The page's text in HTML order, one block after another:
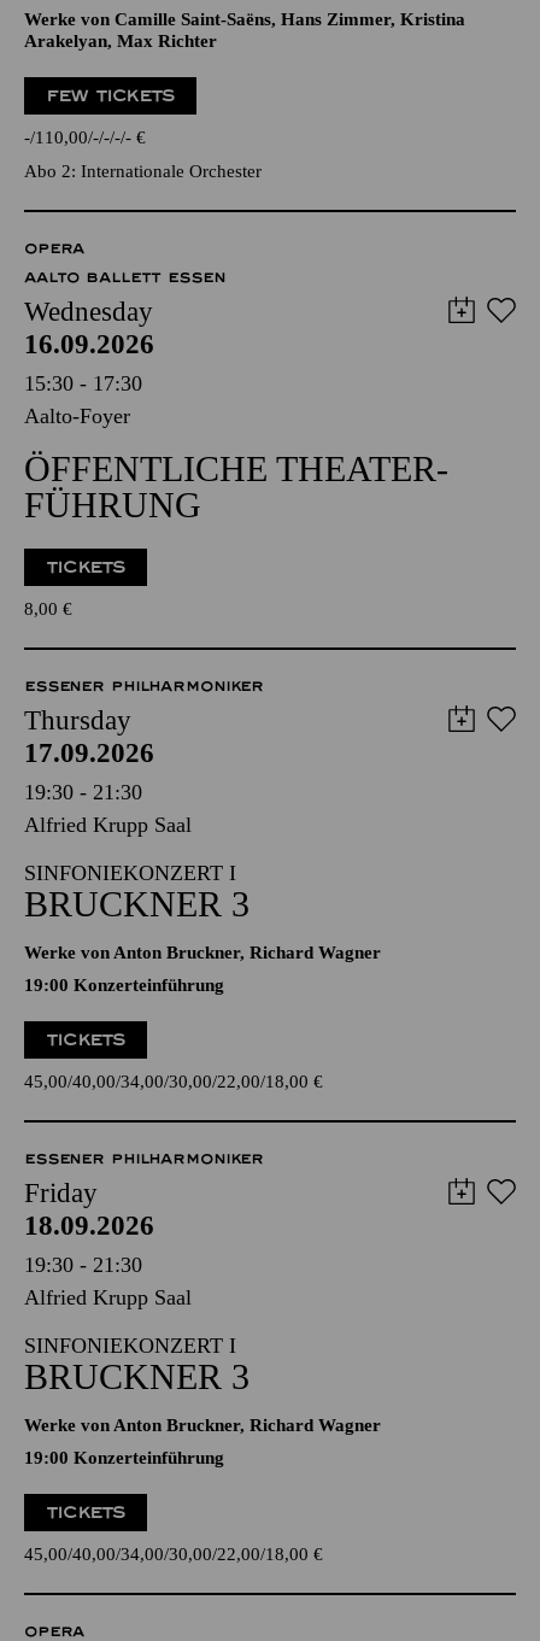
Werke von Camille Saint-Saëns, Hans Zimmer, Kristina
Arakelyan, Max Richter
FEW TICKETS
- 110,00 - - - - €
Abo 2: Internationale Orchester
OPERA
AALTO BALLETT ESSEN
Wednesday
16.09.2026
15:30 - 17:30
Aalto-Foyer
ÖFFENTLICHE THEATER­
FÜHRUNG
TICKETS
8,00 €
ESSENER PHILHARMONIKER
Thursday
17.09.2026
19:30 - 21:30
Alfried Krupp Saal
SINFONIEKONZERT I
BRUCKNER 3
Werke von Anton Bruckner, Richard Wagner
19:00 Konzerteinführung
TICKETS
45,00 40,00 34,00 30,00 22,00 18,00 €
ESSENER PHILHARMONIKER
Friday
18.09.2026
19:30 - 21:30
Alfried Krupp Saal
SINFONIEKONZERT I
BRUCKNER 3
Werke von Anton Bruckner, Richard Wagner
19:00 Konzerteinführung
TICKETS
45,00 40,00 34,00 30,00 22,00 18,00 €
OPERA